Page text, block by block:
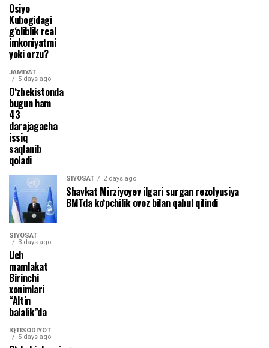
Osiyo
Kubogidagi
g‘oliblik real
imkoniyatmi
yoki orzu?
JAMIYAT
5 days ago
O‘zbekistonda
bugun ham
43
darajagacha
issiq
saqlanib
qoladi
SIYOSAT 2 days ago
Shavkat Mirziyoyev ilgari surgan rezolyusiya
BMTda ko‘pchilik ovoz bilan qabul qilindi
SIYOSAT
3 days ago
Uch
mamlakat
Birinchi
xonimlari
“Altin
balalik”da
IQTISODIYOT
5 days ago